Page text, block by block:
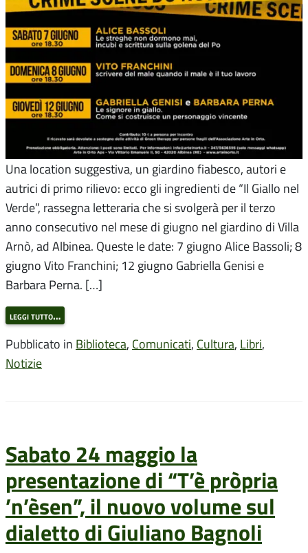
Una location suggestiva, un giardino fiabesco, autori e
autrici di primo rilievo: ecco gli ingredienti de “Il Giallo nel
Verde”, rassegna letteraria che si svolgerà per il terzo
anno consecutivo nel mese di giugno nel giardino di Villa
Arnò, ad Albinea. Queste le date: 7 giugno Alice Bassoli; 8
giugno Vito Franchini; 12 giugno Gabriella Genisi e
Barbara Perna. […]
leggi tutto…
Pubblicato in Biblioteca, Comunicati, Cultura, Libri,
Notizie
Sabato 24 maggio la
presentazione di “T’è pròpria
’n’èsen”, il nuovo volume sul
dialetto di Giuliano Bagnoli